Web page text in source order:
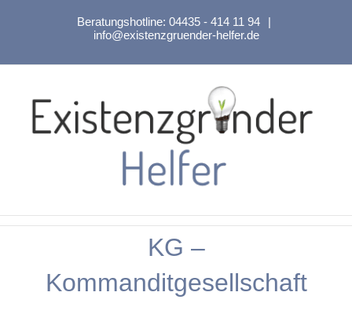
Beratungshotline: 04435 - 414 11 94
|
info@existenzgruender-helfer.de
KG –
Kommanditgesellschaft